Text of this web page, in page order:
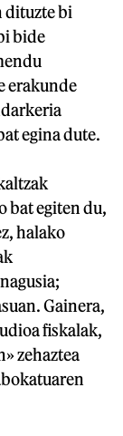
dituzte bi
bide
erakunde
egina dute.
bat egiten du,
halako
Gainera,
fiskalak,
zehaztea